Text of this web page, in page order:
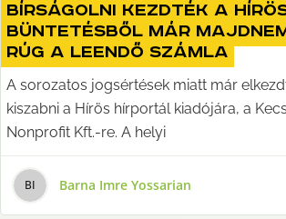
Bírságolni kezdték a
büntetésből már
rúg a leendő számla
A sorozatos jogsértések miatt már
kiszabni a Hírös hírportál kiadójára, a
Nonprofit Kft.-re. A helyi
BI Barna Imre Yossarian